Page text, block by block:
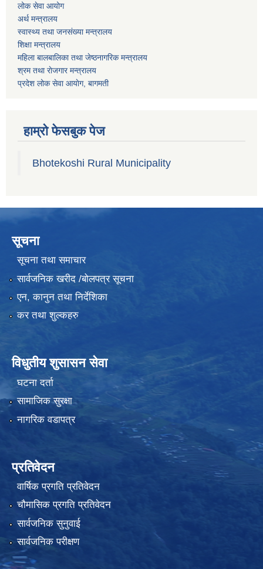
लोक सेवा आयोग
अर्थ मन्त्रालय
स्वास्थ्य तथा जनस‌ंख्या मन्त्रालय
शिक्षा मन्त्रालय
महिला बालबालिका तथा जेष्ठनागरिक मन्त्रालय
श्रम तथा राेजगार मन्त्रालय
प्रदेश लोक सेवा आयाेग, बागमती
हाम्रो फेसबुक पेज
Bhotekoshi Rural Municipality
सूचना
सूचना तथा समाचार
सार्वजनिक खरीद /बोलपत्र सूचना
एन, कानुन तथा निर्देशिका
कर तथा शुल्कहरु
विधुतीय शुसासन सेवा
घटना दर्ता
सामाजिक सुरक्षा
नागरिक वडापत्र
प्रतिवेदन
वार्षिक प्रगति प्रतिवेदन
चौमासिक प्रगति प्रतिवेदन
सार्वजनिक सुनुवाई
सार्वजनिक परीक्षण